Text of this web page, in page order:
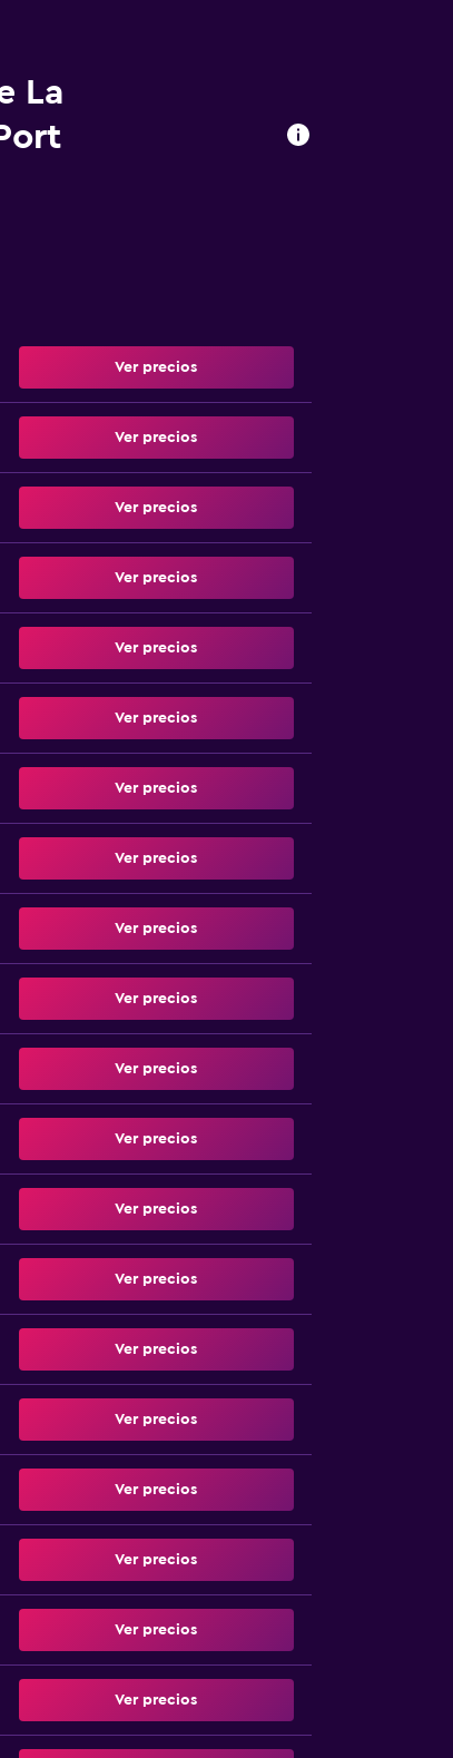
La
Ver precios
Ver precios
Ver precios
Ver precios
Ver precios
Ver precios
Ver precios
Ver precios
Ver precios
Ver precios
Ver precios
Ver precios
Ver precios
Ver precios
Ver precios
Ver precios
Ver precios
Ver precios
Ver precios
Ver precios